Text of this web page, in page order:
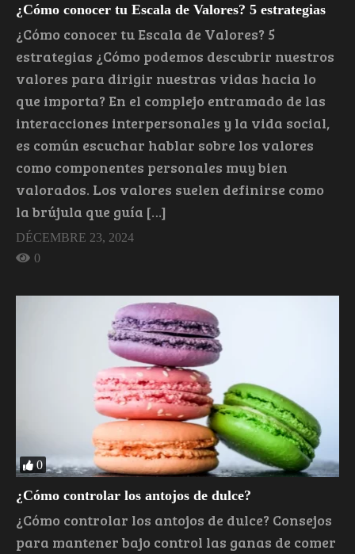
¿Cómo conocer tu Escala de Valores? 5 estrategias
¿Cómo conocer tu Escala de Valores? 5
estrategias ¿Cómo podemos descubrir nuestros
valores para dirigir nuestras vidas hacia lo
que importa? En el complejo entramado de las
interacciones interpersonales y la vida social,
es común escuchar hablar sobre los valores
como componentes personales muy bien
valorados. Los valores suelen definirse como
la brújula que guía […]
DÉCEMBRE 23, 2024
0
0
¿Cómo controlar los antojos de dulce?
¿Cómo controlar los antojos de dulce? Consejos
para mantener bajo control las ganas de comer